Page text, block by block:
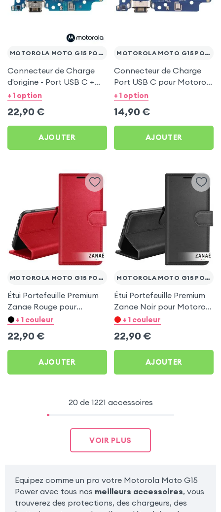
MOTOROLA MOTO G15 POWER
Connecteur de Charge
d'origine - Port USB C +
Micro pour Motorola
+ 1 option
22,90 €
AJOUTER
MOTOROLA MOTO G15 POWER
Connecteur de Charge
Port USB C pour Motorola
Moto G15 Power
+ 1 option
14,90 €
AJOUTER
MOTOROLA MOTO G15 POWER
Étui Portefeuille Premium
Zanae Rouge pour
Motorola Moto G15 Power
+ 1 couleur
22,90 €
AJOUTER
MOTOROLA MOTO G15 POWER
Étui Portefeuille Premium
Zanae Noir pour Motorola
Moto G15 Power
+ 1 couleur
22,90 €
AJOUTER
20 de 1221 accessoires
VOIR PLUS
Equipez comme un pro votre Motorola Moto G15
Power avec tous nos meilleurs accessoires, vous
trouverez des protections, des chargeurs, des